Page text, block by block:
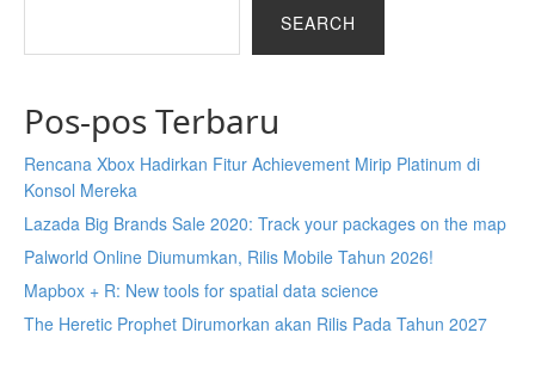
SEARCH
Pos-pos Terbaru
Rencana Xbox Hadirkan Fitur Achievement Mirip Platinum di
Konsol Mereka
Lazada Big Brands Sale 2020: Track your packages on the map
Palworld Online Diumumkan, Rilis Mobile Tahun 2026!
Mapbox + R: New tools for spatial data science
The Heretic Prophet Dirumorkan akan Rilis Pada Tahun 2027